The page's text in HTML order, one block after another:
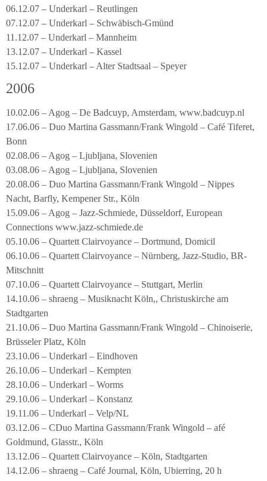
06.12.07 – Underkarl – Reutlingen
07.12.07 – Underkarl – Schwäbisch-Gmünd
11.12.07 – Underkarl – Mannheim
13.12.07 – Underkarl – Kassel
15.12.07 – Underkarl – Alter Stadtsaal – Speyer
2006
10.02.06 – Agog – De Badcuyp, Amsterdam, www.badcuyp.nl
17.06.06 – Duo Martina Gassmann/Frank Wingold – Café Tiferet,
Bonn
02.08.06 – Agog – Ljubljana, Slovenien
03.08.06 – Agog – Ljubljana, Slovenien
20.08.06 – Duo Martina Gassmann/Frank Wingold – Nippes
Nacht, Barfly, Kempener Str., Köln
15.09.06 – Agog – Jazz-Schmiede, Düsseldorf, European
Connections www.jazz-schmiede.de
05.10.06 – Quartett Clairvoyance – Dortmund, Domicil
06.10.06 – Quartett Clairvoyance – Nürnberg, Jazz-Studio, BR-
Mitschnitt
07.10.06 – Quartett Clairvoyance – Stuttgart, Merlin
14.10.06 – shraeng – Musiknacht Köln,, Christuskirche am
Stadtgarten
21.10.06 – Duo Martina Gassmann/Frank Wingold – Chinoiserie,
Brüsseler Platz, Köln
23.10.06 – Underkarl – Eindhoven
26.10.06 – Underkarl – Kempten
28.10.06 – Underkarl – Worms
29.10.06 – Underkarl – Konstanz
19.11.06 – Underkarl – Velp/NL
03.12.06 – CDuo Martina Gassmann/Frank Wingold – afé
Goldmund, Glasstr., Köln
13.12.06 – Quartett Clairvoyance – Köln, Stadtgarten
14.12.06 – shraeng – Café Journal, Köln, Ubierring, 20 h